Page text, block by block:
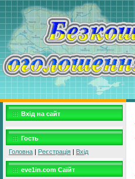
Вхід на сайт
Гость
Головна | Реєстрація | Вхід
eve1in.com Саїйт